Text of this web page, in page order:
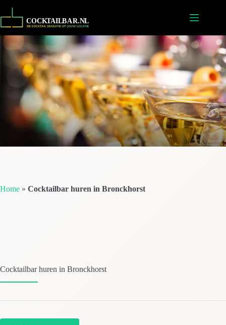
Home » Cocktailbar huren in Bronckhorst
Cocktailbar huren in Bronckhorst